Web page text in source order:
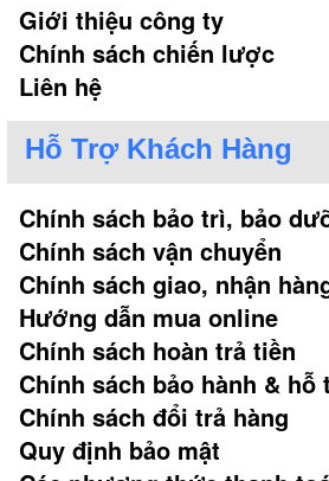
Giới thiệu công ty
Chính sách chiến lược
Liên hệ
Hỗ Trợ Khách Hàng
Chính sách bảo trì, bảo
Chính sách vận chuyển
Chính sách giao, nhận
Hướng dẫn mua online
Chính sách hoàn trả tiền
Chính sách bảo hành & hỗ
Chính sách đổi trả hàng
Quy định bảo mật